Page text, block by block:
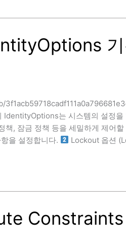
는 시스템의 설정을
책, 잠금 정책 등을 세밀하게 제어
을 설정합니다.
Lockout 옵션
Constraints